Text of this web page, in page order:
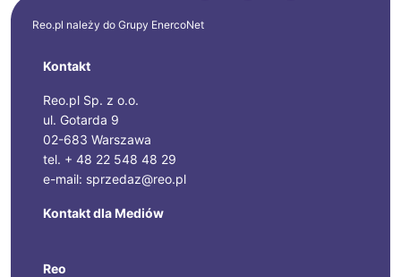
Reo.pl należy do Grupy EnercoNet
Kontakt
Reo.pl Sp. z o.o.
ul. Gotarda 9
02-683 Warszawa
tel. + 48 22 548 48 29
e-mail: sprzedaz@reo.pl
Kontakt dla Mediów
Reo